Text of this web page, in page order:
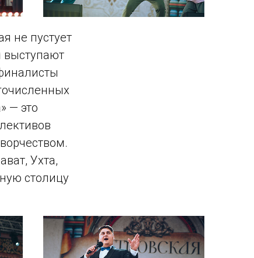
не пустует
выступают
— это
Ухта,
столицу